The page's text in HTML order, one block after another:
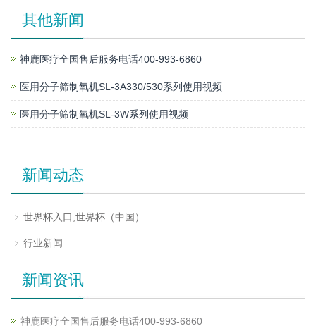
其他新闻
神鹿医疗全国售后服务电话400-993-6860
医用分子筛制氧机SL-3A330/530系列使用视频
医用分子筛制氧机SL-3W系列使用视频
新闻动态
世界杯入口,世界杯（中国）
行业新闻
新闻资讯
神鹿医疗全国售后服务电话400-993-6860